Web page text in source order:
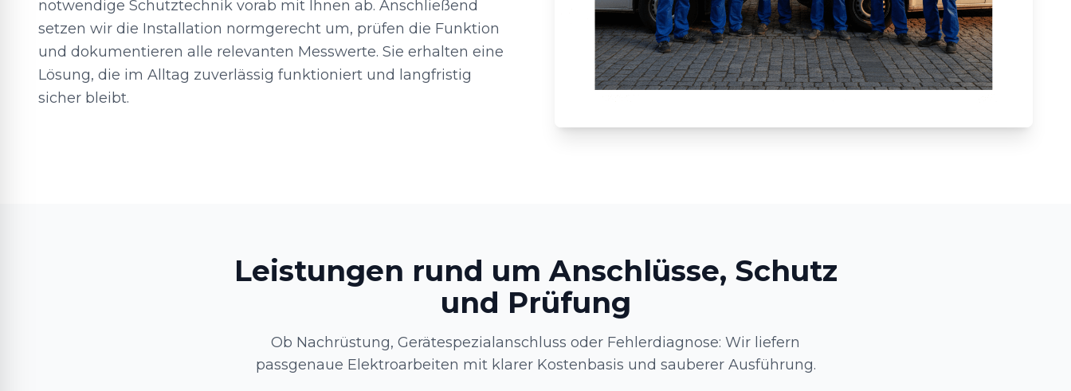
notwendige Schutztechnik vorab mit Ihnen ab. Anschließend
setzen wir die Installation normgerecht um, prüfen die Funktion
und dokumentieren alle relevanten Messwerte. Sie erhalten eine
Lösung, die im Alltag zuverlässig funktioniert und langfristig
sicher bleibt.
Leistungen rund um Anschlüsse, Schutz
und Prüfung
Ob Nachrüstung, Gerätespezialanschluss oder Fehlerdiagnose: Wir liefern
passgenaue Elektroarbeiten mit klarer Kostenbasis und sauberer Ausführung.